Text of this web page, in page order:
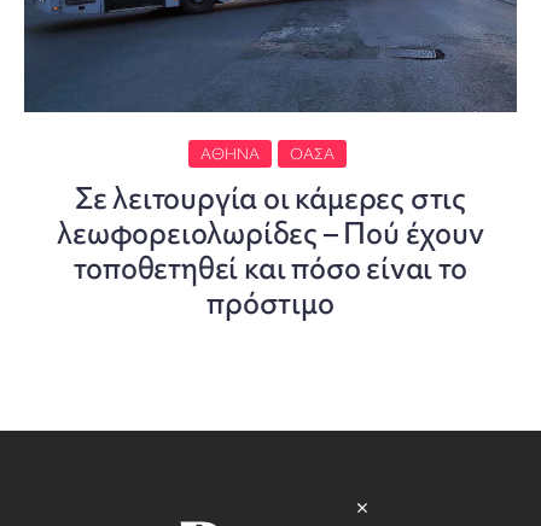
ΑΘΉΝΑ ΟΑΣΑ
Σε λειτουργία οι κάμερες στις
λεωφορειολωρίδες – Πού έχουν
τοποθετηθεί και πόσο είναι το
πρόστιμο